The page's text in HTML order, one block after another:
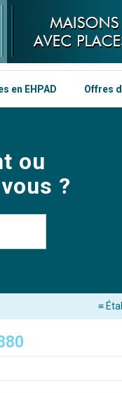
en EHPAD Offres
ou
?
≡